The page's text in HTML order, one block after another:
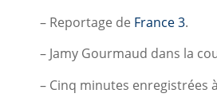
– Reportage de France 3.
– Jamy Gourmaud dans la
– Cinq minutes enregistrées